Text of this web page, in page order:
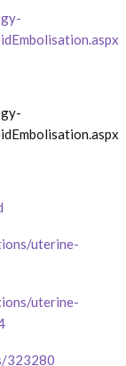
uterine-
uterine-
323280